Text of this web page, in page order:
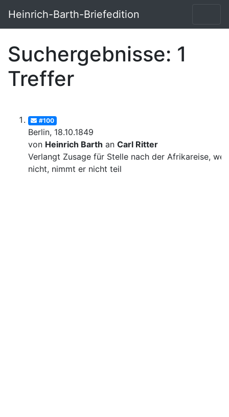
Heinrich-Barth-Briefedition
Suchergebnisse: 1
Treffer
#100
Berlin, 18.10.1849
von Heinrich Barth an Carl Ritter
Verlangt Zusage für Stelle nach der Afrikareise,
nicht, nimmt er nicht teil